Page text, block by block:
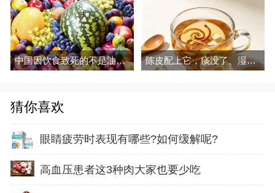
中国因饮食致死的不是油和糖，这三种吃法才是真要命 陈皮配上它，痰没了、湿走了，越喝越润
猜你喜欢
眼睛疲劳时表现有哪些?如何缓解呢?
高血压患者这3种肉大家也要少吃